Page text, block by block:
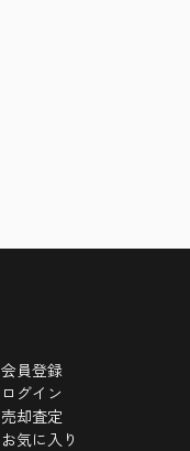
会員登録
ログイン
売却査定
お気に入り